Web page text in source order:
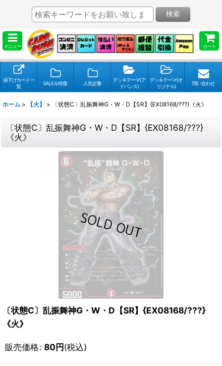
メニュー カート
検索
値下げカード一
覧
SALE＆特価 人気定番
デッキテーマ(ア
ドバンス)
デッキテーマ(オ
リジナル)
問い合わせ
ホーム > 【火】 > 〔状態C〕乱振舞神G・W・D【SR】{EX08168/???}《火》
〔状態C〕乱振舞神G・W・D【SR】{EX08168/???}
《火》
〔状態C〕乱振舞神G・W・D【SR】{EX08168/???}
《火》
販売価格: 80円(税込)